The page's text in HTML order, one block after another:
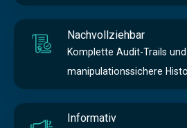
Nachvollziehbar
Komplette Audit-Trails und
manipulationssichere
Informativ